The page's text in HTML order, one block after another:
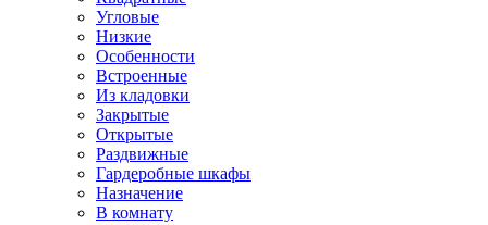
Угловые
Низкие
Особенности
Встроенные
Из кладовки
Закрытые
Открытые
Раздвижные
Гардеробные шкафы
Назначение
В комнату